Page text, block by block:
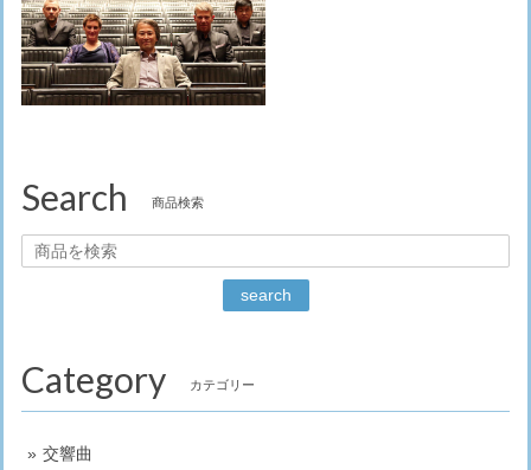
Search 商品検索
search
Category カテゴリー
交響曲